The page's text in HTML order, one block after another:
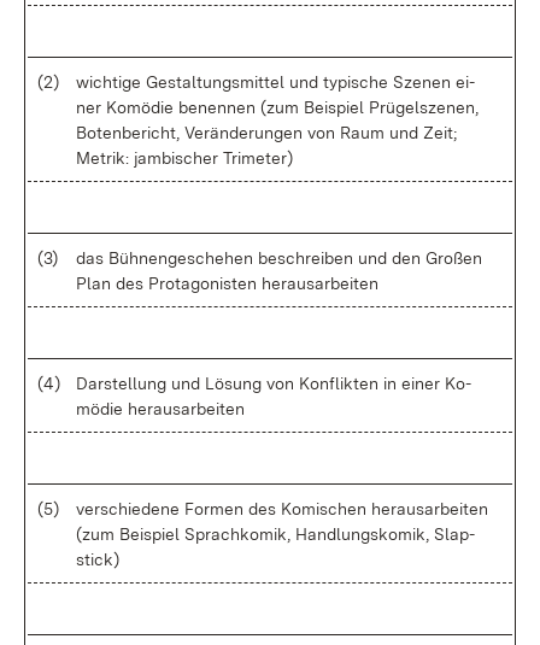
(2)
wich­ti­ge Ge­stal­tungs­mit­tel und ty­pi­sche Sze­nen ei­
ner Ko­mö­die be­nen­nen (zum Bei­spiel Prü­gel­sze­nen,
Bo­ten­be­richt, Ver­än­de­run­gen von Raum und Zeit;
Me­trik: jam­bi­scher Tri­me­ter)
(3)
das Büh­nen­ge­sche­hen be­schrei­ben und den Gro­ßen
Plan des Prot­ago­nis­ten her­aus­ar­bei­ten
(4)
Dar­stel­lung und Lö­sung von Kon­flik­ten in ei­ner Ko­
mö­die her­aus­ar­bei­ten
(5)
ver­schie­de­ne For­men des Ko­mi­schen her­aus­ar­bei­ten
(zum Bei­spiel Sprach­ko­mik, Hand­lungs­ko­mik, Slap­
stick)